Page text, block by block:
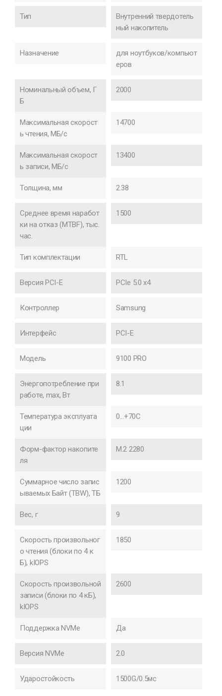
Тип
Внутренний твердотель
ный накопитель
Назначение
для ноутбуков/компьют
еров
Номинальный объем, Г
Б
2000
Максимальная скорост
ь чтения, МБ/с
14700
Максимальная скорост
ь записи, МБ/с
13400
Толщина, мм 2.38
Среднее время наработ
ки на отказ (MTBF), тыс.
час.
1500
Тип комплектации RTL
Версия PCI-E PCIe 5.0 x4
Контроллер Samsung
Интерфейс PCI-E
Модель 9100 PRO
Энергопотребление при
работе, max, Вт
8.1
Температура эксплуата
ции
0...+70C
Форм-фактор накопите
ля
M.2 2280
Суммарное число запис
ываемых Байт (TBW), ТБ
1200
Вес, г 9
Скорость произвольног
о чтения (блоки по 4 к
Б), kIOPS
1850
Скорость произвольной
записи (блоки по 4 кБ),
kIOPS
2600
Поддержка NVMe Да
Версия NVMe 2.0
Ударостойкость 1500G/0.5мс